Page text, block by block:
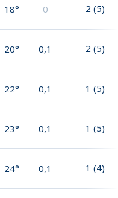
18° 0 2 (5)
20° 0,1 2 (5)
22° 0,1 1 (5)
23° 0,1 1 (5)
24° 0,1 1 (4)